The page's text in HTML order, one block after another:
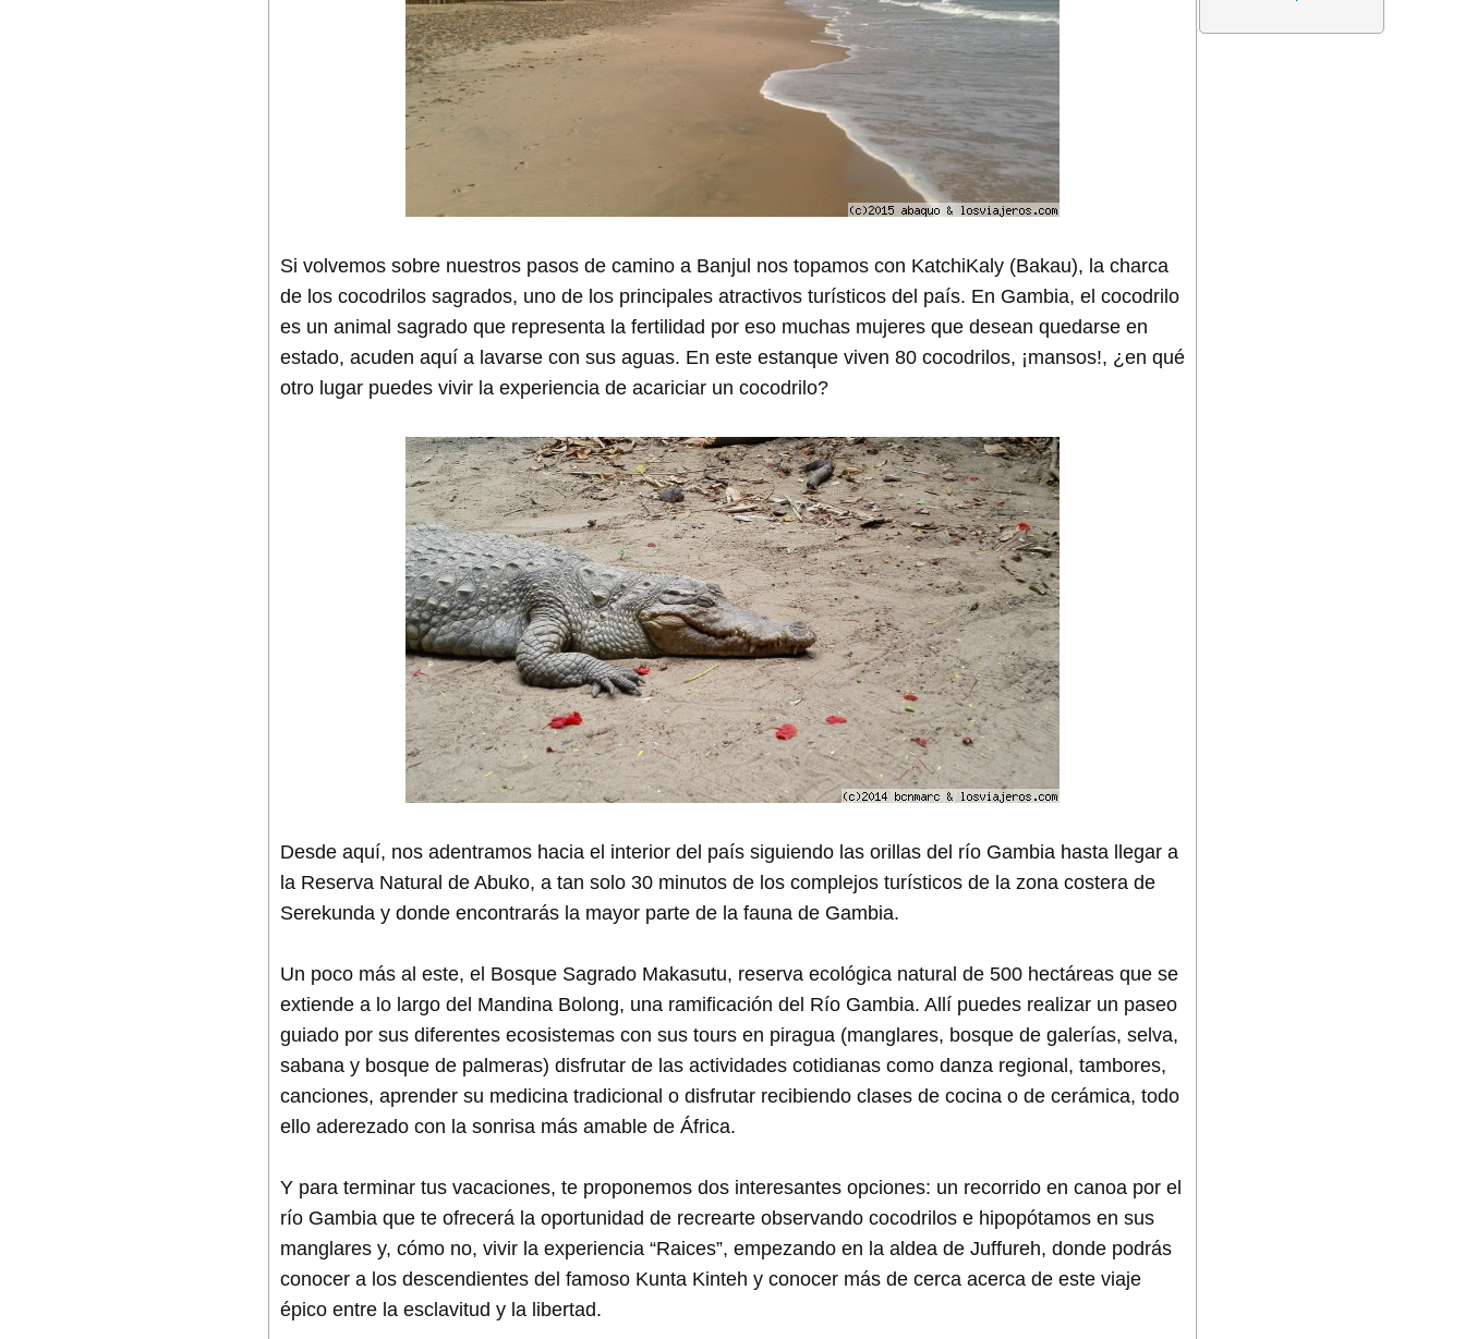
Si volvemos sobre nuestros pasos de camino a Banjul nos topamos con KatchiKaly (Bakau), la charca
de los cocodrilos sagrados, uno de los principales atractivos turísticos del país. En Gambia, el cocodrilo
es un animal sagrado que representa la fertilidad por eso muchas mujeres que desean quedarse en
estado, acuden aquí a lavarse con sus aguas. En este estanque viven 80 cocodrilos, ¡mansos!, ¿en qué
otro lugar puedes vivir la experiencia de acariciar un cocodrilo?
Desde aquí, nos adentramos hacia el interior del país siguiendo las orillas del río Gambia hasta llegar a
la Reserva Natural de Abuko, a tan solo 30 minutos de los complejos turísticos de la zona costera de
Serekunda y donde encontrarás la mayor parte de la fauna de Gambia.
Un poco más al este, el Bosque Sagrado Makasutu, reserva ecológica natural de 500 hectáreas que se
extiende a lo largo del Mandina Bolong, una ramificación del Río Gambia. Allí puedes realizar un paseo
guiado por sus diferentes ecosistemas con sus tours en piragua (manglares, bosque de galerías, selva,
sabana y bosque de palmeras) disfrutar de las actividades cotidianas como danza regional, tambores,
canciones, aprender su medicina tradicional o disfrutar recibiendo clases de cocina o de cerámica, todo
ello aderezado con la sonrisa más amable de África.
Y para terminar tus vacaciones, te proponemos dos interesantes opciones: un recorrido en canoa por el
río Gambia que te ofrecerá la oportunidad de recrearte observando cocodrilos e hipopótamos en sus
manglares y, cómo no, vivir la experiencia “Raices”, empezando en la aldea de Juffureh, donde podrás
conocer a los descendientes del famoso Kunta Kinteh y conocer más de cerca acerca de este viaje
épico entre la esclavitud y la libertad.